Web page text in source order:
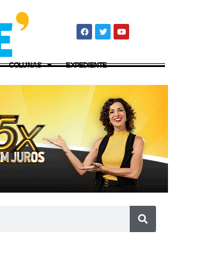
COLUNAS EXPEDIENTE